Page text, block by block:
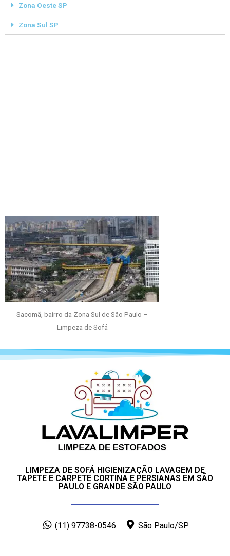
Zona Oeste SP
Zona Sul SP
Sacomã, bairro da Zona Sul de São Paulo –
Limpeza de Sofá
LIMPEZA DE SOFÁ HIGIENIZAÇÃO LAVAGEM DE
TAPETE E CARPETE CORTINA E PERSIANAS EM SÃO
PAULO E GRANDE SÃO PAULO
(11) 97738-0546 São Paulo/SP